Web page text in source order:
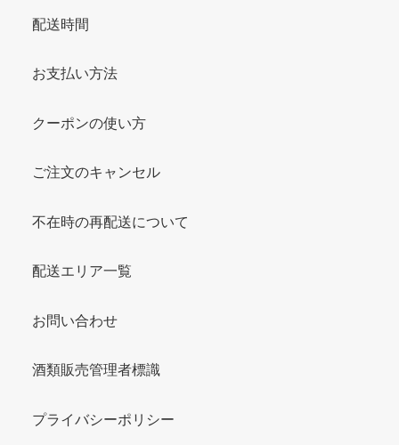
配送時間
お支払い方法
クーポンの使い方
ご注文のキャンセル
不在時の再配送について
配送エリア一覧
お問い合わせ
酒類販売管理者標識
プライバシーポリシー